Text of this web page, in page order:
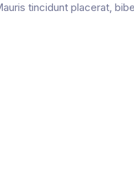
tincidunt placerat,